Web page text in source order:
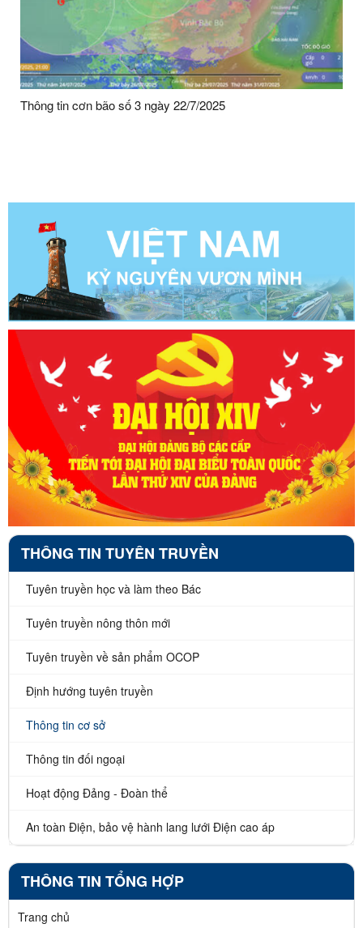
Thông tin cơn bão số 3 ngày 22/7/2025
THÔNG TIN TUYÊN TRUYỀN
Tuyên truyền học và làm theo Bác
Tuyên truyền nông thôn mới
Tuyên truyền về sản phẩm OCOP
Định hướng tuyên truyền
Thông tin cơ sở
Thông tin đối ngoại
Hoạt động Đảng - Đoàn thể
An toàn Điện, bảo vệ hành lang lưới Điện cao áp
THÔNG TIN TỔNG HỢP
Trang chủ